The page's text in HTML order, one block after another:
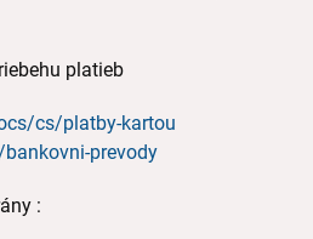
platieb
cs/platby-kartou
bankovni-prevody
: